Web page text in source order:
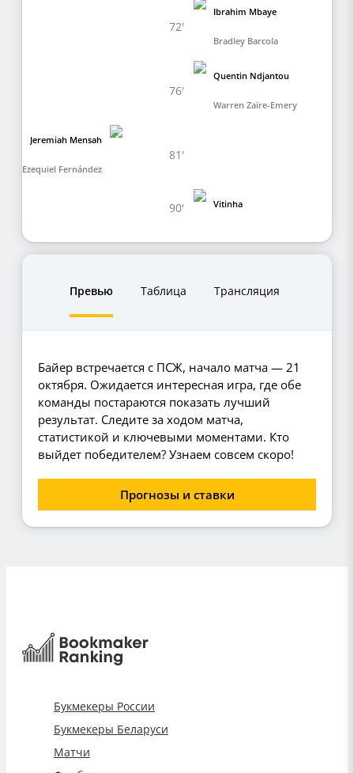
72'
Ibrahim Mbaye
Bradley Barcola
76'
Quentin Ndjantou
Warren Zaïre-Emery
Ezequiel Fernández
Jeremiah Mensah
81'
90' Vitinha
Превью Таблица Трансляция
Байер встречается с ПСЖ, начало матча — 21
октября. Ожидается интересная игра, где обе
команды постараются показать лучший
результат. Следите за ходом матча,
статистикой и ключевыми моментами. Кто
выйдет победителем? Узнаем совсем скоро!
Прогнозы и ставки
Букмекеры России
Букмекеры Беларуси
Матчи